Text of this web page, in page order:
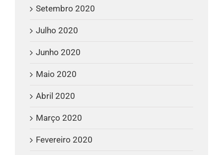
Setembro 2020
Julho 2020
Junho 2020
Maio 2020
Abril 2020
Março 2020
Fevereiro 2020